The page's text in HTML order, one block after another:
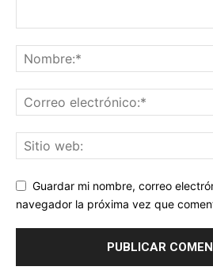
Guardar mi nombre, correo
navegador la próxima vez que